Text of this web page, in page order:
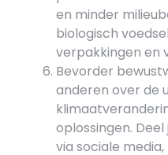
en minder
biologisch
verpakkingen en
Bevorder
anderen over de
oplossingen.
via sociale